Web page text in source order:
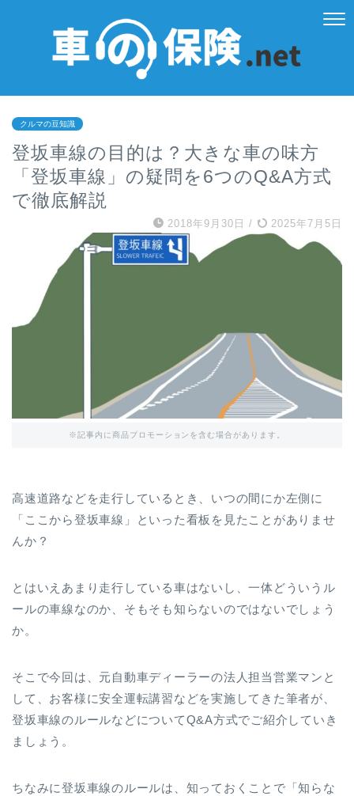
クルマの豆知識
登坂車線の目的は？大きな車の味方
「登坂車線」の疑問を6つのQ&A方式
で徹底解説
2018年9月30日 / 2025年7月5日
※記事内に商品プロモーションを含む場合があります。
高速道路などを走行しているとき、いつの間にか左側に
「ここから登坂車線」といった看板を見たことがありませ
んか？
とはいえあまり走行している車はないし、一体どういうル
ールの車線なのか、そもそも知らないのではないでしょう
か。
そこで今回は、元自動車ディーラーの法人担当営業マンと
して、お客様に安全運転講習などを実施してきた筆者が、
登坂車線のルールなどについてQ&A方式でご紹介していき
ましょう。
ちなみに登坂車線のルールは、知っておくことで「知らな